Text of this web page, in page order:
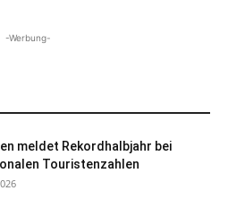
-Werbung-
meldet Rekordhalbjahr bei
Touristenzahlen